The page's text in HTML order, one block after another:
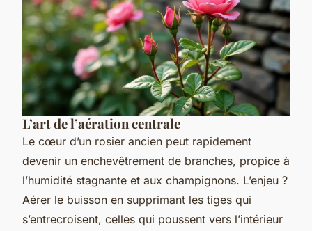
L’art de l’aération centrale
Le cœur d’un rosier ancien peut rapidement
devenir un enchevêtrement de branches, propice à
l’humidité stagnante et aux champignons. L’enjeu ?
Aérer le buisson en supprimant les tiges qui
s’entrecroisent, celles qui poussent vers l’intérieur